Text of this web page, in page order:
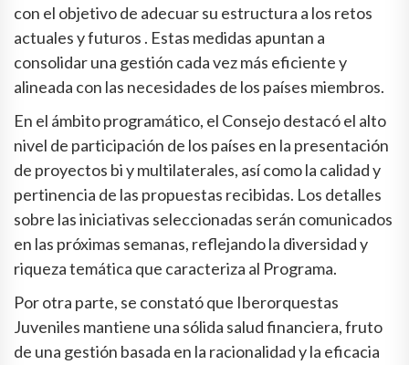
con el objetivo de adecuar su estructura a los retos
actuales y futuros . Estas medidas apuntan a
consolidar una gestión cada vez más eficiente y
alineada con las necesidades de los países miembros.
En el ámbito programático, el Consejo destacó el alto
nivel de participación de los países en la presentación
de proyectos bi y multilaterales, así como la calidad y
pertinencia de las propuestas recibidas. Los detalles
sobre las iniciativas seleccionadas serán comunicados
en las próximas semanas, reflejando la diversidad y
riqueza temática que caracteriza al Programa.
Por otra parte, se constató que Iberorquestas
Juveniles mantiene una sólida salud financiera, fruto
de una gestión basada en la racionalidad y la eficacia